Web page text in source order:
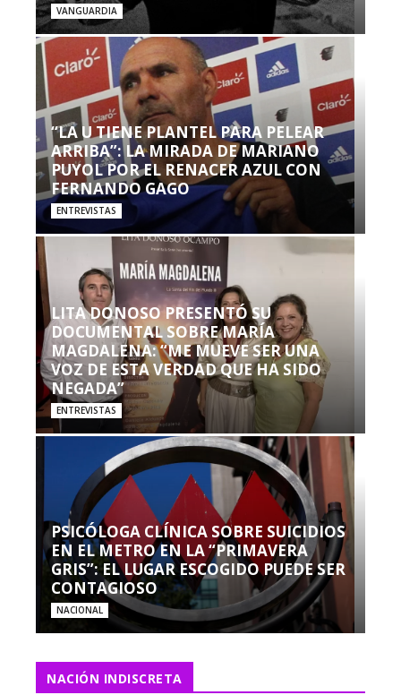
VANGUARDIA
“LA U TIENE PLANTEL PARA PELEAR
ARRIBA”: LA MIRADA DE MARIANO
PUYOL POR EL RENACER AZUL CON
FERNANDO GAGO
ENTREVISTAS
LITA DONOSO PRESENTÓ SU
DOCUMENTAL SOBRE MARÍA
MAGDALENA: “ME MUEVE SER UNA
VOZ DE ESTA VERDAD QUE HA SIDO
NEGADA”
ENTREVISTAS
PSICÓLOGA CLÍNICA SOBRE SUICIDIOS
EN EL METRO EN LA “PRIMAVERA
GRIS”: EL LUGAR ESCOGIDO PUEDE SER
CONTAGIOSO
NACIONAL
NACIÓN INDISCRETA